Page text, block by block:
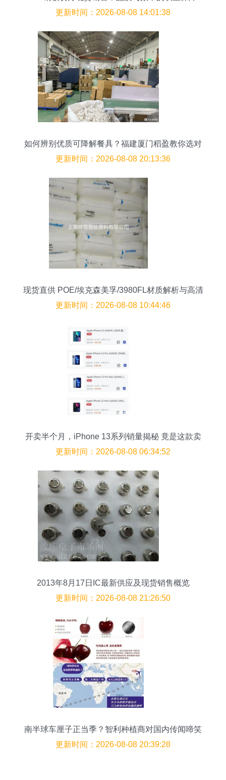
更新时间：2026-08-08 14:01:38
如何辨别优质可降解餐具？福建厦门稻盈教你选对
源头好货
更新时间：2026-08-08 20:13:36
现货直供 POE/埃克森美孚/3980FL材质解析与高清
商业图像应用
更新时间：2026-08-08 10:44:46
开卖半个月，iPhone 13系列销量揭秘 竟是这款卖
得最好！
更新时间：2026-08-08 06:34:52
2013年8月17日IC最新供应及现货销售概览
更新时间：2026-08-08 21:26:50
南半球车厘子正当季？智利种植商对国内传闻啼笑
皆非
更新时间：2026-08-08 20:39:28